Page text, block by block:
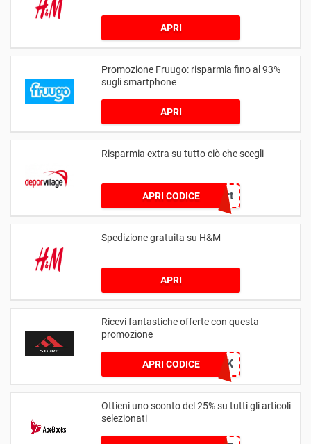
APRI
Promozione Fruugo: risparmia fino al 93%
sugli smartphone
APRI
Risparmia extra su tutto ciò che scegli
APRI CODICEcoupert
Spedizione gratuita su H&M
APRI
Ricevi fantastiche offerte con questa
promozione
APRI CODICEPAYBACK
Ottieni uno sconto del 25% su tutti gli articoli
selezionati